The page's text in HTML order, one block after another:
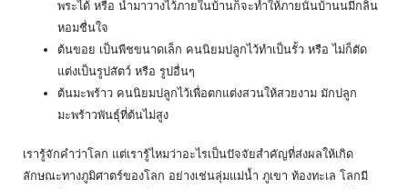
พระได้ หรือ นำมาวางไว้ภายในบ้านก็จะทำให้ภายนั้นบ้านนมีกลิ่น
หอมชื่นใจ
ต้นขอย เป็นพืชขนาดเล็ก คนนิยมปลูกไว้ทำเป็นรั้ว หรือ ไม่ก็ตัด
แต่งเป็นรูปสัตว์ หรือ รูปอื่นๆ
ต้นมะพร้าว คนนิยมปลูกไว้เพื่อตกแต่งสวนให้สวยงาม มักปลูก
มะพร้าวพันธุ์ที่ต้นไม่สูง
เรารู้จักคำว่าโลก แต่เรารู้ไหมว่าอะไรเป็นปัจจัยสำคัญที่ส่งผลให้เกิด
ลักษณะทางภูมิศาตร์ของโลก อย่างเช่นลุ่มแม่น้ำ ภูเขา ท้องทะเล โลกมี